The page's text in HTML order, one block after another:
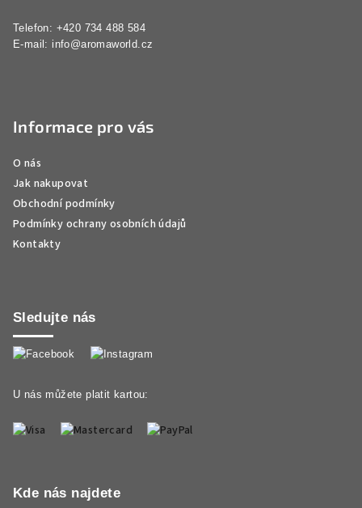
Telefon: +420 734 488 584
E-mail: info@aromaworld.cz
Informace pro vás
O nás
Jak nakupovat
Obchodní podmínky
Podmínky ochrany osobních údajů
Kontakty
Sledujte nás
U nás můžete platit kartou:
Kde nás najdete